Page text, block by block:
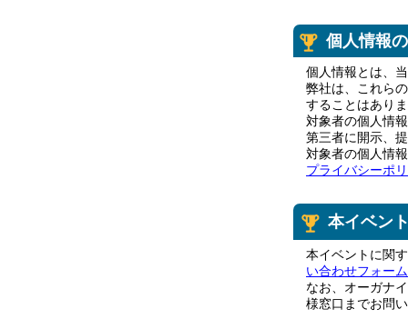
個人情報
個人情報とは、
弊社は、これら
することはありま
対象者の個人情
第三者に開示、
対象者の個人情
プライバシーポ
本イベン
本イベントに関
い合わせフォーム
なお、オーガナ
様窓口までお問